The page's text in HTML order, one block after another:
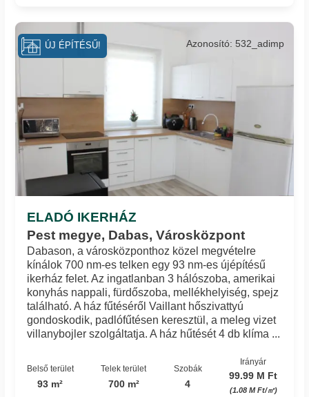
ELADÓ IKERHÁZ
Pest megye, Dabas, Városközpont
Azonosító: 532_adimp
Dabason, a városközponthoz közel megvételre
kínálok 700 nm-es telken egy 93 nm-es újépítésű
ikerház felet. Az ingatlanban 3 hálószoba, amerikai
konyhás nappali, fürdőszoba, mellékhelyiség, spejz
található. A ház fűtéséről Vaillant hőszivattyú
gondoskodik, padlófűtésen keresztül, a meleg vizet
villanybojler szolgáltatja. A ház hűtését 4 db klíma ...
Belső terület
93 m²
Telek terület
700 m²
Szobák
4
Irányár
99.99 M Ft
(1.08 M Ft/㎡)
ÚJ ÉPÍTÉSŰ!